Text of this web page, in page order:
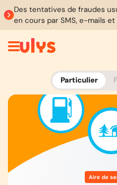
Des tentatives de fraudes
en cours par SMS, e-mails
Particulier
Aire de